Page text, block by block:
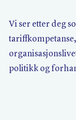
Vi ser etter deg
politikk og